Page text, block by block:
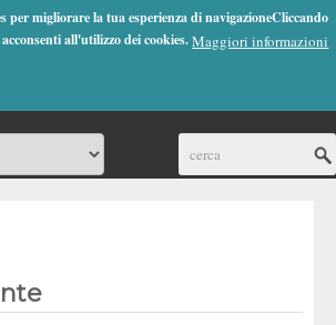
per migliorare la tua esperienza di navigazioneCliccando
all'utilizzo dei cookies.Maggiori informazioni
(0)